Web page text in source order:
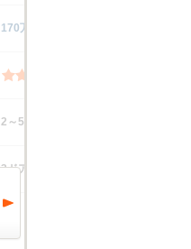
170万円
2～5人
3ドア